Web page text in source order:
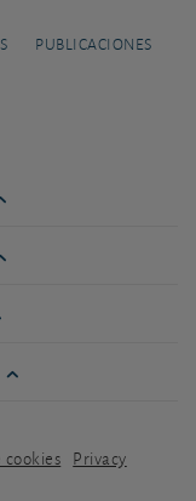
PUBLICACIONES
Privacy